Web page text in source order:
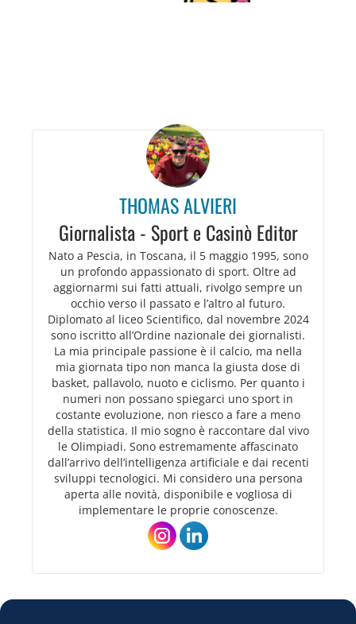
THOMAS ALVIERI
Giornalista - Sport e Casinò Editor
Nato a Pescia, in Toscana, il 5 maggio 1995, sono
un profondo appassionato di sport. Oltre ad
aggiornarmi sui fatti attuali, rivolgo sempre un
occhio verso il passato e l’altro al futuro.
Diplomato al liceo Scientifico, dal novembre 2024
sono iscritto all’Ordine nazionale dei giornalisti.
La mia principale passione è il calcio, ma nella
mia giornata tipo non manca la giusta dose di
basket, pallavolo, nuoto e ciclismo. Per quanto i
numeri non possano spiegarci uno sport in
costante evoluzione, non riesco a fare a meno
della statistica. Il mio sogno è raccontare dal vivo
le Olimpiadi. Sono estremamente affascinato
dall’arrivo dell’intelligenza artificiale e dai recenti
sviluppi tecnologici. Mi considero una persona
aperta alle novità, disponibile e vogliosa di
implementare le proprie conoscenze.